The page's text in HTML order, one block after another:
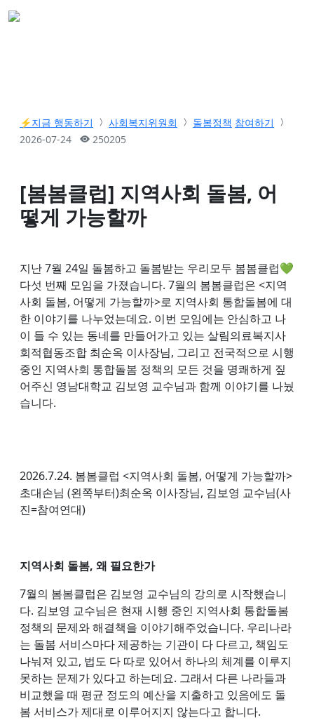
⚡️지금 행동하기 사회복지위원회 돌봄정책 참여하기
2026-07-24
250205
[봄봄클럽] 지역사회 돌봄, 어
떻게 가능할까
지난 7월 24일 돌봄하고 돌봄받는 우리모두 봄봄클럽💚
다섯 번째 모임을 가졌습니다. 7월의 봄봄클럽은 <지역
사회 돌봄, 어떻게 가능할까>로 지역사회 통합돌봄에 대
한 이야기를 나누었는데요. 이번 모임에는 안심하고 나
이 들 수 있는 동네를 만들어가고 있는 살림의료복지사
회적협동조합 최순옥 이사장님, 그리고 전국적으로 시행
중인 지역사회 통합돌봄 정책의 모든 것을 명쾌하게 짚
어주신 영남대학교 김보영 교수님과 함께 이야기를 나눴
습니다.
2026.7.24. 봄봄클럽 <지역사회 돌봄, 어떻게 가능할까>
초대손님 (왼쪽부터)최순옥 이사장님, 김보영 교수님(사
진=참여연대)
지역사회 돌봄, 왜 필요한가
7월의 봄봄클럽은 김보영 교수님의 강의로 시작했습니
다. 김보영 교수님은 현재 시행 중인 지역사회 통합돌봄
정책의 문제와 해결책을 이야기해주었습니다. 우리나라
는 돌봄 서비스마다 제공하는 기관이 다 다르고, 책임도
나눠져 있고, 법도 다 따로 있어서 하나의 체계를 이루지
못하는 문제가 있다고 하는데요. 그래서 다른 나라들과
비교했을 때 평균 정도의 예산을 지출하고 있음에도 돌
봄 서비스가 제대로 이루어지지 않는다고 합니다.